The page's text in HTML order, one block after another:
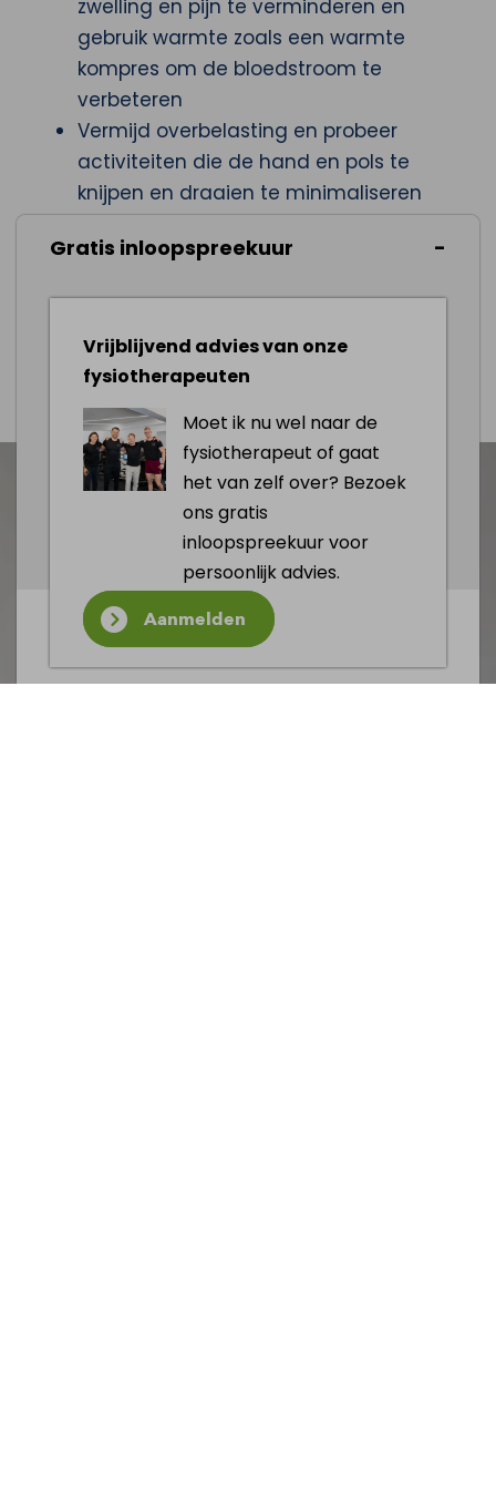
zwelling en pijn te verminderen en
gebruik warmte zoals een warmte
kompres om de bloedstroom te
verbeteren
Vermijd overbelasting en probeer
activiteiten die de hand en pols te
knijpen en draaien te minimaliseren
Gebruik een spalk of brace om de duim
en pols in een neutrale positie te
Afspraak maken
Gratis inloopspreekuur
Vrijblijvend advies van onze
fysiotherapeuten
Moet ik nu wel naar de
fysiotherapeut of gaat
het van zelf over? Bezoek
ons gratis
inloopspreekuur voor
persoonlijk advies.
Aanmelden